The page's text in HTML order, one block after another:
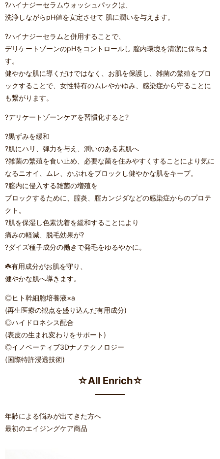
?ハイナジーセラムウォッシュパックは、
洗浄しながらpH値を安定させて 肌に潤いを与えます。
?ハイナジーセラムと併用することで、
デリケートゾーンのpHをコントロールし 膣内環境を清潔に保ちま
す。
健やかな肌に導くだけではなく、お肌を保護し、雑菌の繁殖をブロ
ックすることで、女性特有のムレやかゆみ、感染症から守ることに
も繋がります。
?デリケートゾーンケアを習慣化すると?
?黒ずみを緩和
?肌にハリ、弾力を与え、潤いのある素肌へ
?雑菌の繁殖を食い止め、必要な菌を住みやすくすることにより気に
なるニオイ、ムレ、かぶれをブロックし健やかな肌をキープ。
?膣内に侵入する雑菌の増殖を
ブロックするために、腟炎、腟カンジダなどの感染症からのプロテ
クト。
?肌を保湿し色素沈着を緩和することにより
痛みの軽減、脱毛効果が?
?ダイズ種子成分の働きで発毛をゆるやかに。
☘️有用成分がお肌を守り、
健やかな肌へ導きます。
◎ヒト幹細胞培養液×a
(再生医療の観点を盛り込んだ有用成分)
◎ハイドロネシス配合
(表皮の生まれ変わりをサポート)
◎イノベーティブ3Dナノテクノロジー
(国際特許浸透技術)
☆All Enrich☆
年齢による悩みが出てきた方へ
最初のエイジングケア商品